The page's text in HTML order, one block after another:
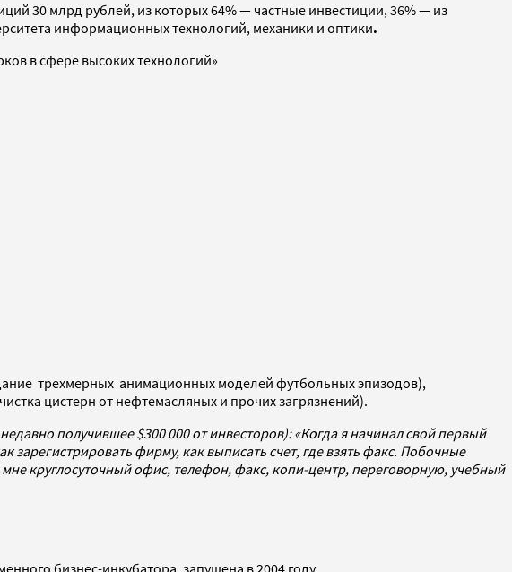
30 млрд рублей, из которых 64% — частные инвестиции, 36% — из
информационных технологий, механики и оптики.
в сфере высоких технологий»
трехмерных анимационных моделей футбольных эпизодов),
цистерн от нефтемасляных и прочих загрязнений).
получившее $300 000 от инвесторов): «Когда я начинал свой первый
зарегистрировать фирму, как выписать счет, где взять факс. Побочные
круглосуточный офис, телефон, факс, копи-центр, переговорную, учебный